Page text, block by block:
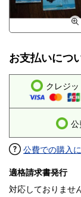
お支払いにつ
クレジ
公
公費での購入
適格請求書発行
対応しておりませ